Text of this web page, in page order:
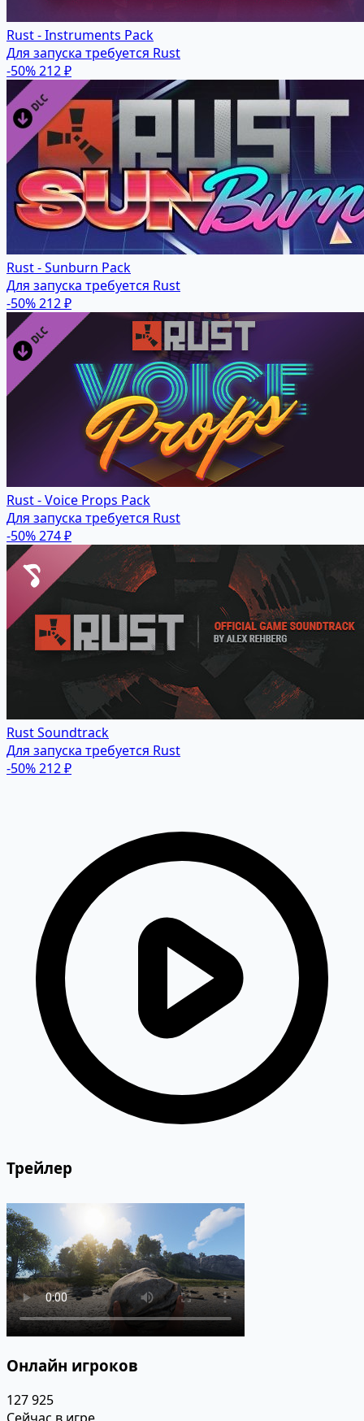
Rust - Instruments Pack
Для запуска требуется Rust
-50%212 ₽
Rust - Sunburn Pack
Для запуска требуется Rust
-50%212 ₽
Rust - Voice Props Pack
Для запуска требуется Rust
-50%274 ₽
Rust Soundtrack
Для запуска требуется Rust
-50%212 ₽
Трейлер
Онлайн игроков
127 925